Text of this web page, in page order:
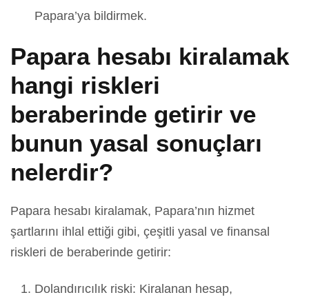
Papara’ya bildirmek.
Papara hesabı kiralamak
hangi riskleri
beraberinde getirir ve
bunun yasal sonuçları
nelerdir?
Papara hesabı kiralamak, Papara’nın hizmet
şartlarını ihlal ettiği gibi, çeşitli yasal ve finansal
riskleri de beraberinde getirir:
Dolandırıcılık riski: Kiralanan hesap,